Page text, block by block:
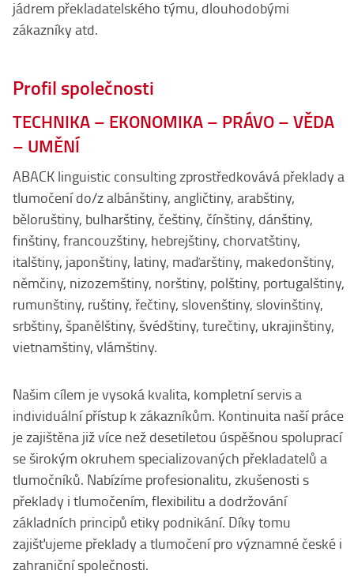
jádrem překladatelského týmu, dlouhodobými
zákazníky atd.
Profil společnosti
TECHNIKA – EKONOMIKA – PRÁVO – VĚDA
– UMĚNÍ
ABACK linguistic consulting zprostředkovává překlady a
tlumočení do/z albánštiny, angličtiny, arabštiny,
běloruštiny, bulharštiny, češtiny, čínštiny, dánštiny,
finštiny, francouzštiny, hebrejštiny, chorvatštiny,
italštiny, japonštiny, latiny, maďarštiny, makedonštiny,
němčiny, nizozemštiny, norštiny, polštiny, portugalštiny,
rumunštiny, ruštiny, řečtiny, slovenštiny, slovinštiny,
srbštiny, španělštiny, švédštiny, turečtiny, ukrajinštiny,
vietnamštiny, vlámštiny.
Našim cílem je vysoká kvalita, kompletní servis a
individuální přístup k zákazníkům. Kontinuita naší práce
je zajištěna již více než desetiletou úspěšnou spoluprací
se širokým okruhem specializovaných překladatelů a
tlumočníků. Nabízíme profesionalitu, zkušenosti s
překlady i tlumočením, flexibilitu a dodržování
základních principů etiky podnikání. Díky tomu
zajišťujeme překlady a tlumočení pro významné české i
zahraniční společnosti.